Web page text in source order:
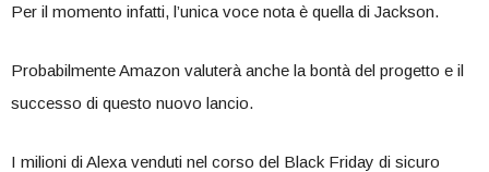
Per il momento infatti, l’unica voce nota è quella di Jackson.
Probabilmente Amazon valuterà anche la bontà del progetto e il
successo di questo nuovo lancio.
I milioni di Alexa venduti nel corso del Black Friday di sicuro